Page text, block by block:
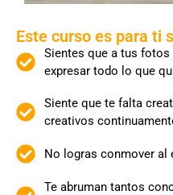
Este curso es para ti
Sientes que a tus
expresar todo lo que
Siente que te falta
creativos
No logras conmover
Te abruman tantos